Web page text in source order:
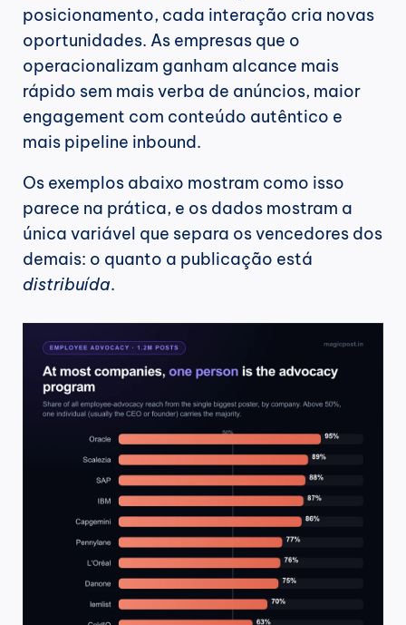
posicionamento, cada interação cria novas
oportunidades. As empresas que o
operacionalizam ganham alcance mais
rápido sem mais verba de anúncios, maior
engagement com conteúdo autêntico e
mais pipeline inbound.
Os exemplos abaixo mostram como isso
parece na prática, e os dados mostram a
única variável que separa os vencedores dos
distribuída.